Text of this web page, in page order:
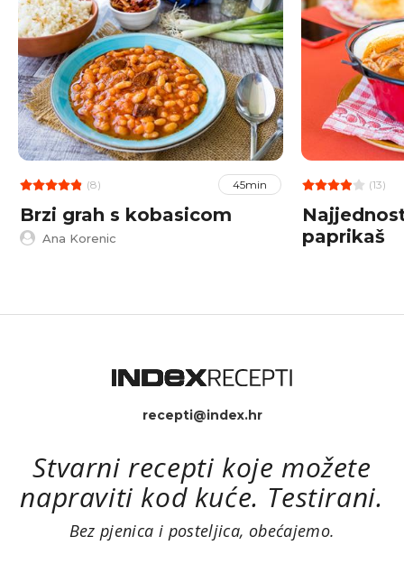
(8) 45min
Brzi grah s kobasicom
Ana Korenic
(13)
paprikaš
recepti@index.hr
Stvarni recepti koje možete
napraviti kod kuće. Testirani.
Bez pjenica i posteljica, obećajemo.